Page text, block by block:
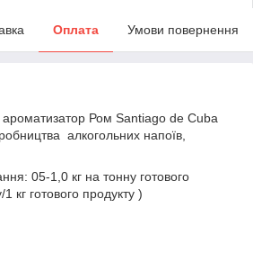
Оплата Умови повернення
ароматизатор Ром Santiago de Cuba
алкогольних напоїв,
05-1,0 кг на тонну готового
кг готового продукту )